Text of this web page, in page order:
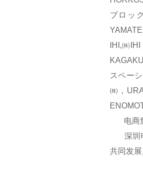
ブロッ
IHI,㈱
スペー
㈱，
电商集
深圳电
共同发